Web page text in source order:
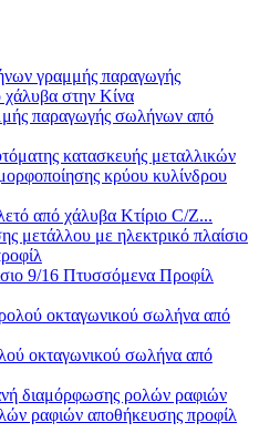
παραγωγής σωλήνων από
από χάλυβα Κτίριο C/Z...
9/16 Πτυσσόμενα Προφίλ
οκταγωνικού σωλήνα από